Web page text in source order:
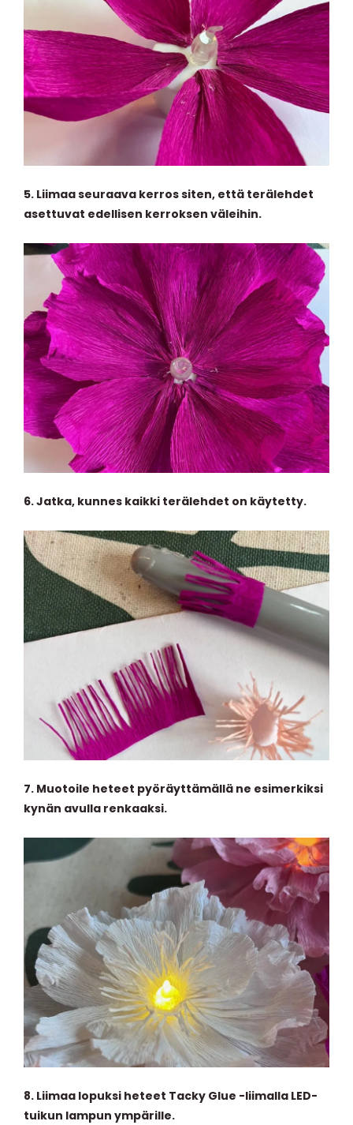
5. Liimaa seuraava kerros siten, että terälehdet
asettuvat edellisen kerroksen väleihin.
6. Jatka, kunnes kaikki terälehdet on käytetty.
7. Muotoile heteet pyöräyttämällä ne esimerkiksi
kynän avulla renkaaksi.
8. Liimaa lopuksi heteet Tacky Glue -liimalla LED-
tuikun lampun ympärille.